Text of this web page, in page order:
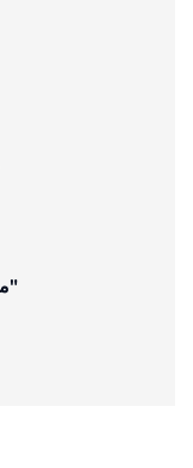
مبادرة "دارنا ترفع الراية"